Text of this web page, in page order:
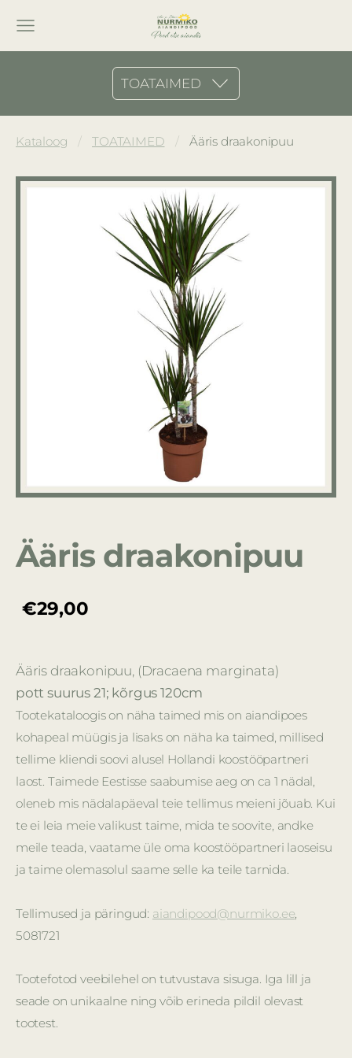
TOATAIMED
Tootekataloogis on näha taimed mis on aiandipoes
kohapeal müügis ja lisaks on näha ka taimed, millised
tellime kliendi soovi alusel Hollandi koostööpartneri
laost. Taimede Eestisse saabumise aeg on ca 1 nädal,
oleneb mis nädalapäeval teie tellimus meieni jõuab. Kui
te ei leia meie valikust taime, mida te soovite, andke
meile teada, vaatame üle oma koostööpartneri laoseisu
ja taime olemasolul saame selle ka teile tarnida.
Tellimused ja päringud: aiandipood@nurmiko.ee
5081721
Tootefotod veebilehel on tutvustava sisuga. Iga lill ja
seade on unikaalne ning võib erineda pildil olevast
tootest.
Kataloog TOATAIMED Ääris draakonipuu
Ääris draakonipuu
€29,00
Ääris draakonipuu, (Dracaena marginata)
pott suurus 21; kõrgus 120cm